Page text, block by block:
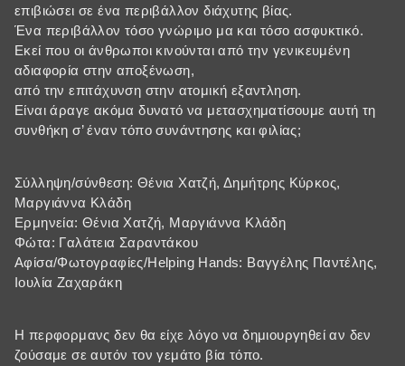
επιβιώσει σε ένα περιβάλλον διάχυτης βίας.
Ένα περιβάλλον τόσο γνώριμο μα και τόσο ασφυκτικό.
Εκεί που οι άνθρωποι κινούνται από την γενικευμένη
αδιαφορία στην αποξένωση,
από την επιτάχυνση στην ατομική εξαντληση.
Είναι άραγε ακόμα δυνατό να μετασχηματίσουμε αυτή τη
συνθήκη σ’ έναν τόπο συνάντησης και φιλίας;
Σύλληψη/σύνθεση: Θένια Χατζή, Δημήτρης Κύρκος,
Μαργιάννα Κλάδη
Ερμηνεία: Θένια Χατζή, Μαργιάννα Κλάδη
Φώτα: Γαλάτεια Σαραντάκου
Αφίσα/Φωτογραφίες/Helping Hands: Βαγγέλης Παντέλης,
Ιουλία Ζαχαράκη
Η περφορμανς δεν θα είχε λόγο να δημιουργηθεί αν δεν
ζούσαμε σε αυτόν τον γεμάτο βία τόπο.